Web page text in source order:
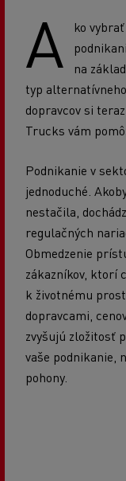
A
ko
na
typ
dopravcov si
Trucks vám
Podnikanie v
jednoduché.
nestačila,
regulačných
Obmedzenie
zákazníkov, ktorí
k životnému
dopravcami,
zvyšujú zložitosť
vaše podnikanie,
pohony.